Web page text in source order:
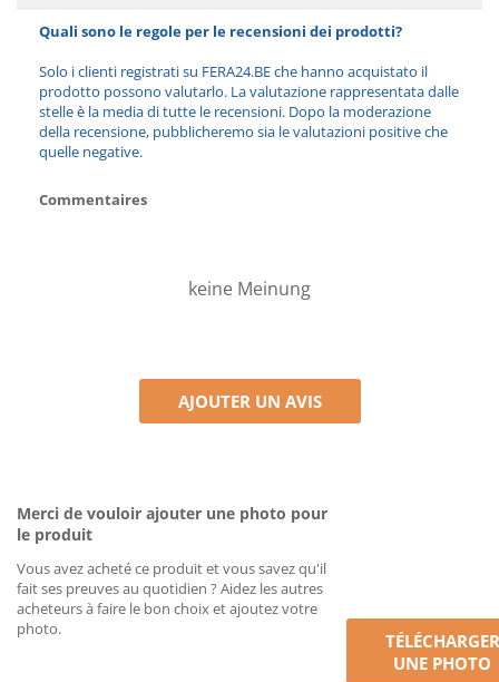
Quali sono le regole per le recensioni dei prodotti?
Solo i clienti registrati su FERA24.BE che hanno acquistato il
prodotto possono valutarlo. La valutazione rappresentata dalle
stelle è la media di tutte le recensioni. Dopo la moderazione
della recensione, pubblicheremo sia le valutazioni positive che
quelle negative.
Commentaires
keine Meinung
AJOUTER UN AVIS
Merci de vouloir ajouter une photo pour
le produit
Vous avez acheté ce produit et vous savez qu'il
fait ses preuves au quotidien ? Aidez les autres
acheteurs à faire le bon choix et ajoutez votre
photo.
TÉLÉCHARGER
UNE PHOTO